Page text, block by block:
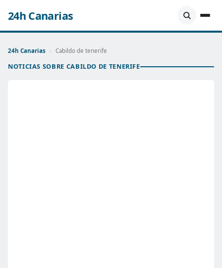
24h Canarias
24h Canarias › Cabildo de tenerife
NOTICIAS SOBRE CABILDO DE TENERIFE